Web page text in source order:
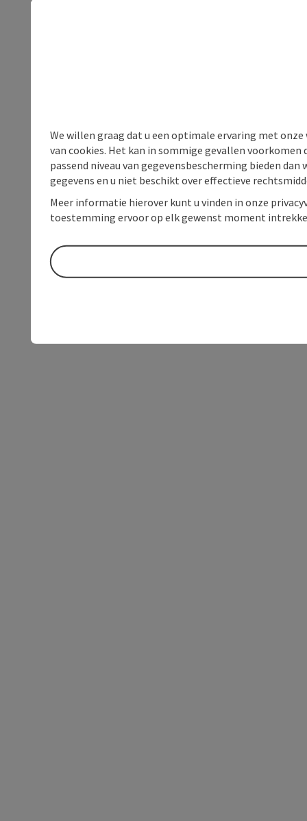
We willen graag dat u een optimale ervaring met
van cookies. Het kan in sommige gevallen voorkomen
passend niveau van gegevensbescherming bieden
gegevens en u niet beschikt over effectieve
Meer informatie hierover kunt u vinden in onze
toestemming ervoor op elk gewenst moment